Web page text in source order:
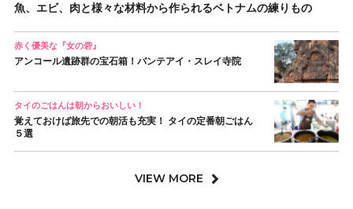
魚、エビ、肉と様々な材料から作られるベトナムの練りもの
赤く優美な『女の砦』
アンコール遺跡群の宝石箱！バンテアイ・スレイ寺院
タイのごはんは朝からおいしい！
覚えておけば旅先での朝活も充実！ タイの定番朝ごはん
５選
VIEW MORE